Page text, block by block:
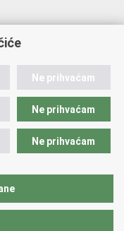
Hrvatsku
Ne prihvaćam
Ne prihvaćam
Ne prihvaćam